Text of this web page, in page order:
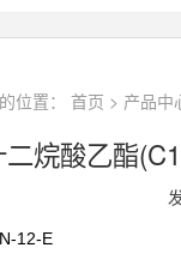
位置： 首页 > 产品中
二烷酸乙酯
N-12-E